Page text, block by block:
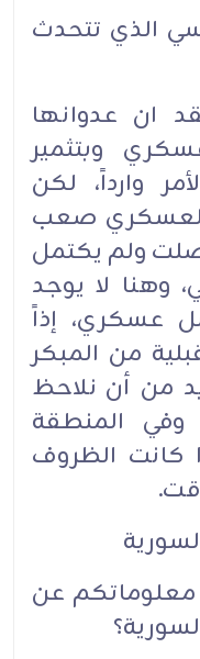
الذي تتحدث
ان عدوانها
وبتثمير
وارداً، لكن
العسكري صعب
ولم يكتمل
وهنا لا يوجد
عسكري، إذاً
من المبكر
من أن نلاحظ
وفي المنطقة
كانت الظروف
عن